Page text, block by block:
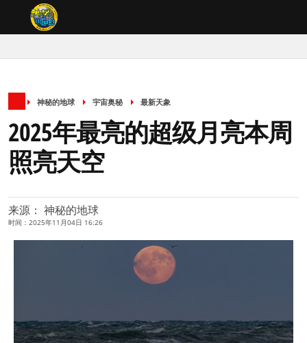
神秘的地球 宇宙奥秘 最新天象
2025年最亮的超级月亮本周
照亮天空
来源： 神秘的地球
时间：2025年11月04日 16:26